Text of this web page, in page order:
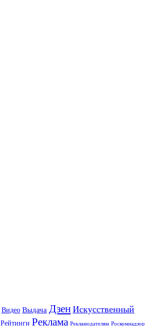
Видео Выдача Дзен Искусственный
Рейтинги Реклама Рекламодателям Роскомнадзор